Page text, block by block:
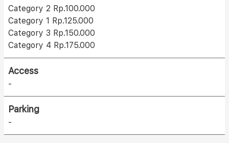
Category 2 Rp.100.000
Category 1 Rp.125.000
Category 3 Rp.150.000
Category 4 Rp.175.000
Access
-
Parking
-